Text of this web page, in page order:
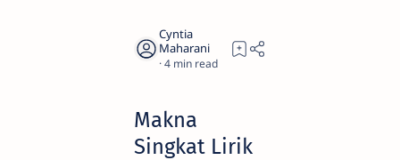
4
Makna
Singkat Lirik